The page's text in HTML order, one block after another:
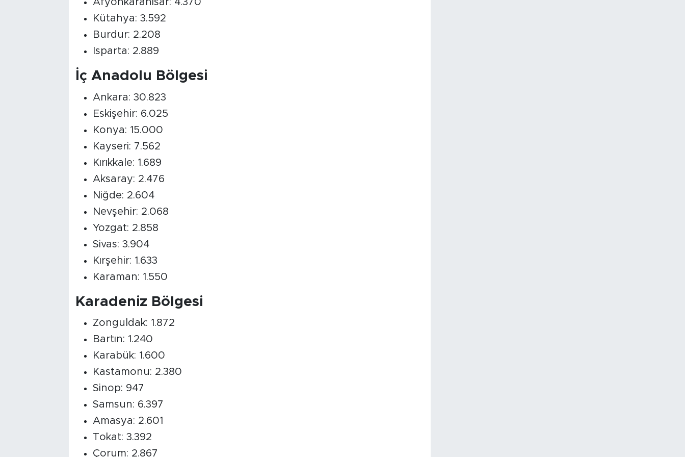
Afyonkarahisar: 4.370
Kütahya: 3.592
Burdur: 2.208
Isparta: 2.889
İç Anadolu Bölgesi
Ankara: 30.823
Eskişehir: 6.025
Konya: 15.000
Kayseri: 7.562
Kırıkkale: 1.689
Aksaray: 2.476
Niğde: 2.604
Nevşehir: 2.068
Yozgat: 2.858
Sivas: 3.904
Kırşehir: 1.633
Karaman: 1.550
Karadeniz Bölgesi
Zonguldak: 1.872
Bartın: 1.240
Karabük: 1.600
Kastamonu: 2.380
Sinop: 947
Samsun: 6.397
Amasya: 2.601
Tokat: 3.392
Çorum: 2.867